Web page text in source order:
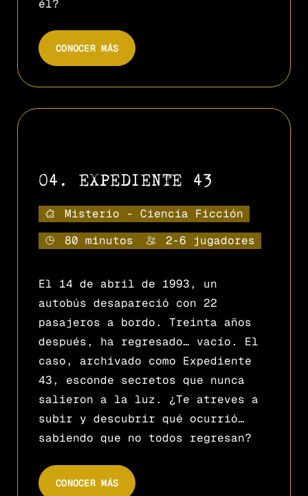
él?
CONOCER MÁS
04. EXPEDIENTE 43
Misterio - Ciencia Ficción
80 minutos
2-6 jugadores
El 14 de abril de 1993, un
autobús desapareció con 22
pasajeros a bordo. Treinta años
después, ha regresado… vacío. El
caso, archivado como Expediente
43, esconde secretos que nunca
salieron a la luz. ¿Te atreves a
subir y descubrir qué ocurrió…
sabiendo que no todos regresan?
CONOCER MÁS